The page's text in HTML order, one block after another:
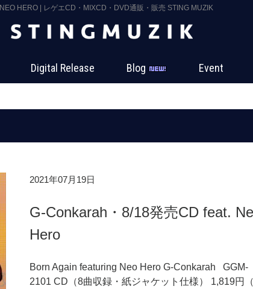
NEO HERO | レゲエCD・MIXCD・DVD通販・販売 STING MUZIK
Digital Release Blog Event
2021年07月19日
G-Conkarah・8/18発売CD feat.
Hero
Born Again featuring Neo Hero G-Conkarah GGM-
2101 CD（8曲収録・紙ジャケット仕様） 1,819円